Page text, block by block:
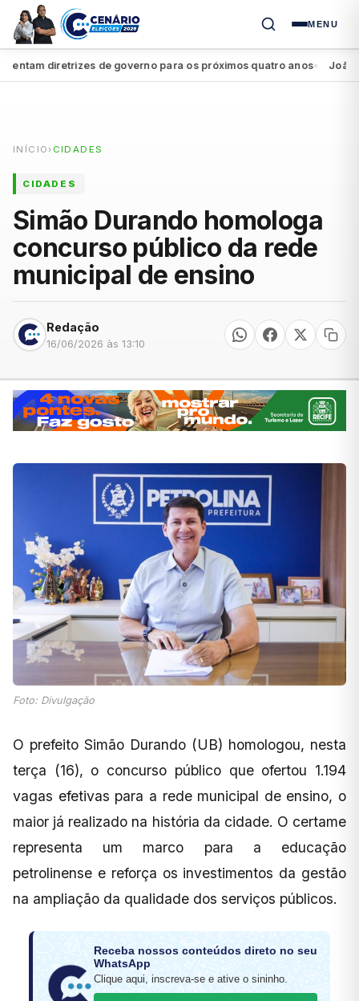
MENU
diretrizes de governo para os próximos quatro anos● João
INÍCIO › CIDADES
CIDADES
Simão Durando homologa
concurso público da rede
municipal de ensino
Redação
16/06/2026 às 13:10
Foto: Divulgação
O prefeito Simão Durando (UB) homologou, nesta
terça (16), o concurso público que ofertou 1.194
vagas efetivas para a rede municipal de ensino, o
maior já realizado na história da cidade. O certame
representa um marco para a educação
petrolinense e reforça os investimentos da gestão
na ampliação da qualidade dos serviços públicos.
Receba nossos conteúdos direto no seu
WhatsApp
Clique aqui, inscreva-se e ative o sininho.